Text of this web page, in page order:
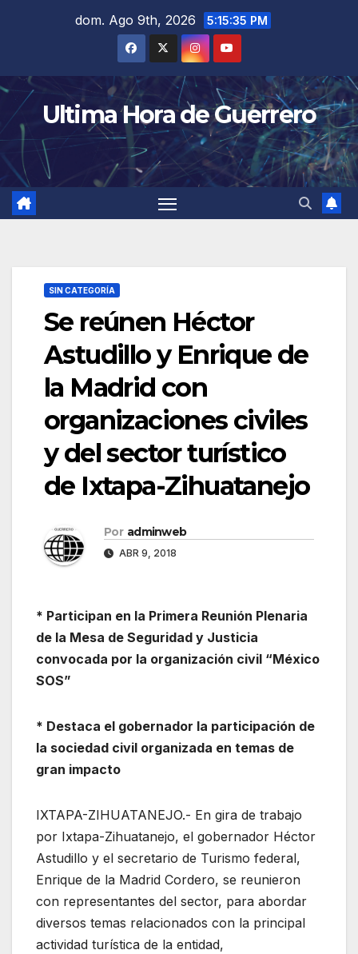
dom. Ago 9th, 2026 5:15:36 PM
Ultima Hora de Guerrero
SIN CATEGORÍA
Se reúnen Héctor
Astudillo y Enrique de
la Madrid con
organizaciones civiles
y del sector turístico
de Ixtapa-Zihuatanejo
Por adminweb
ABR 9, 2018
* Participan en la Primera Reunión Plenaria
de la Mesa de Seguridad y Justicia
convocada por la organización civil “México
SOS”
* Destaca el gobernador la participación de
la sociedad civil organizada en temas de
gran impacto
IXTAPA-ZIHUATANEJO.- En gira de trabajo
por Ixtapa-Zihuatanejo, el gobernador Héctor
Astudillo y el secretario de Turismo federal,
Enrique de la Madrid Cordero, se reunieron
con representantes del sector, para abordar
diversos temas relacionados con la principal
actividad turística de la entidad,